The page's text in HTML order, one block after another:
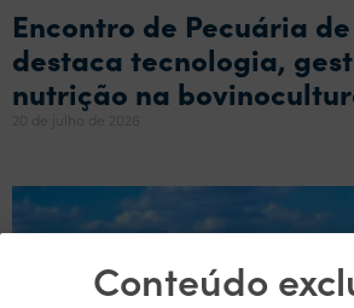
Conteúdo
Encontro de Pecuária
destaca tecnologia,
nutrição na
20 de julho de 2026